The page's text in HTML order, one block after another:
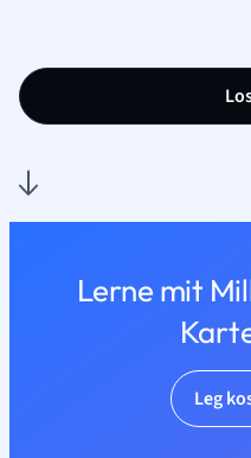
Lerne mit
Leg